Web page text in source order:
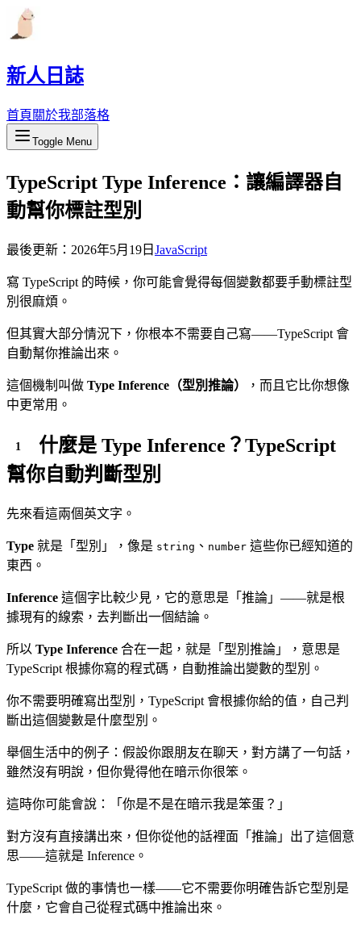
新人日誌
首頁 關於我部落格
Toggle Menu
TypeScript Type Inference：讓編譯器自
動幫你標註型別
最後更新： 2026年5月19日 JavaScript
寫 TypeScript 的時候，你可能會覺得每個變數都要手動標註型
別很麻煩。
但其實大部分情況下，你根本不需要自己寫——TypeScript 會
自動幫你推論出來。
這個機制叫做 Type Inference（型別推論）
，而且它比你想像
中更常用。
什麼是 Type Inference？TypeScript
幫你自動判斷型別
先來看這兩個英文字。
Type 就是「型別」，像是 string 、 number 這些你已經知道的
東西。
Inference 這個字比較少見，它的意思是「推論」——就是根
據現有的線索，去判斷出一個結論。
所以 Type Inference 合在一起，就是「型別推論」，意思是
TypeScript 根據你寫的程式碼，自動推論出變數的型別。
你不需要明確寫出型別，TypeScript 會根據你給的值，自己判
斷出這個變數是什麼型別。
舉個生活中的例子：假設你跟朋友在聊天，對方講了一句話，
雖然沒有明說，但你覺得他在暗示你很笨。
這時你可能會說：「你是不是在暗示我是笨蛋？」
對方沒有直接講出來，但你從他的話裡面「推論」出了這個意
思——這就是 Inference。
TypeScript 做的事情也一樣——它不需要你明確告訴它型別是
什麼，它會自己從程式碼中推論出來。